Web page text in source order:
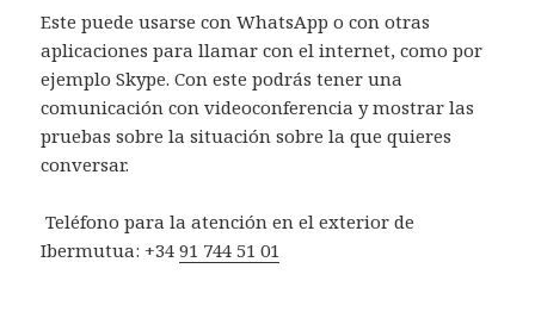
Este puede usarse con WhatsApp o con otras
aplicaciones para llamar con el internet, como por
ejemplo Skype. Con este podrás tener una
comunicación con videoconferencia y mostrar las
pruebas sobre la situación sobre la que quieres
conversar.
Teléfono para la atención en el exterior de
Ibermutua: +3491 744 51 01